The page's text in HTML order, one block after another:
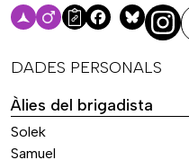
Facebook
Bluesky
DADES PERSONALS
Àlies del brigadista
Solek
Samuel